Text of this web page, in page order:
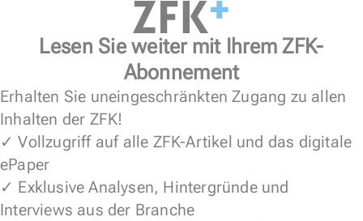
Lesen Sie weiter mit Ihrem ZFK-
Abonnement
Erhalten Sie uneingeschränkten Zugang zu allen
Inhalten der ZFK!
✓ Vollzugriff auf alle ZFK-Artikel und das digitale
ePaper
✓ Exklusive Analysen, Hintergründe und
Interviews aus der Branche